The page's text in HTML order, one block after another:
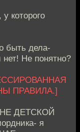
которого
быть дела-
нет! Не понятно?
ПРАВИЛА.]
ДЕТСКОЙ
я